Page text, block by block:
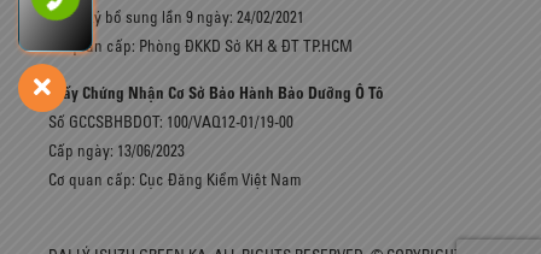
Đăng ký bổ sung lần 9 ngày: 24/02/2021
Cơ quan cấp: Phòng ĐKKD Sở KH & ĐT TP.HCM
Giấy Chứng Nhận Cơ Sở Bảo Hành Bảo Dưỡng Ô Tô
Số GCCSBHBDOT: 100/VAQ12-01/19-00
Cấp ngày: 13/06/2023
Cơ quan cấp: Cục Đăng Kiểm Việt Nam